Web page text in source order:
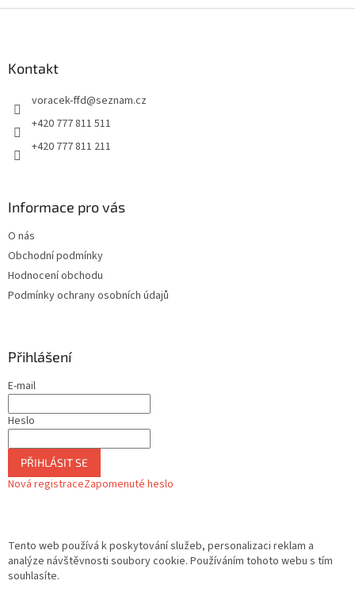
l
Kontakt
voracek-ffd@seznam.cz
+420 777 811 511
+420 777 811 211
Informace pro vás
O nás
Obchodní podmínky
Hodnocení obchodu
Podmínky ochrany osobních údajů
Přihlášení
E-mail
Heslo
PŘIHLÁSIT SE
Nová registraceZapomenuté heslo
Tento web používá k poskytování služeb, personalizaci reklam a
analýze návštěvnosti soubory cookie. Používáním tohoto webu s tím
souhlasíte.